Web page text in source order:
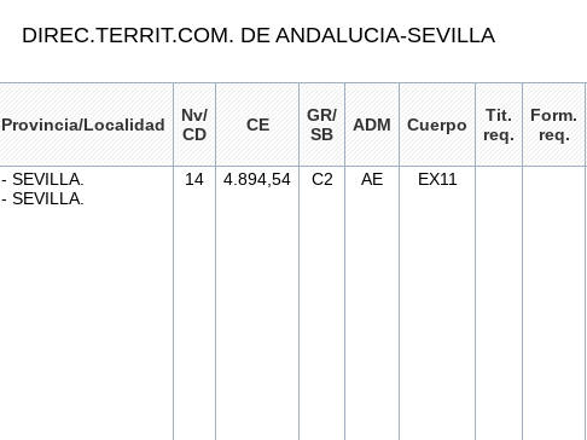
DIREC.TERRIT.COM. DE ANDALUCIA-SEVILLA
Provincia/Localidad
Nv/
CD
CE
GR/
SB
ADM Cuerpo
Tit.
req.
Form.
req.
- SEVILLA.
- SEVILLA.
14 4.894,54 C2 AE EX11